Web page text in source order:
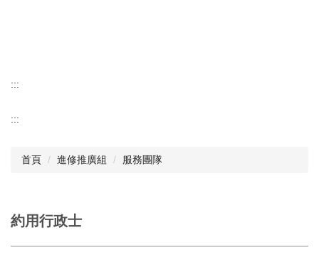
:::
:::
首頁 進修推廣組 服務團隊
約用行政士